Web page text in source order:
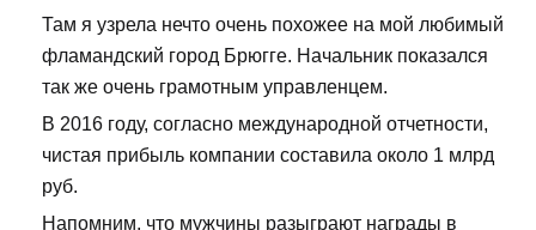
Там я узрела нечто очень похожее на мой любимый
фламандский город Брюгге. Начальник показался
так же очень грамотным управленцем.
В 2016 году, согласно международной отчетности,
чистая прибыль компании составила около 1 млрд
руб.
Напомним, что мужчины разыграют награды в